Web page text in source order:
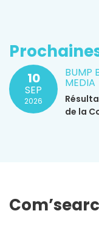
10
SEP
2026
BUMP
MEDIA
de la